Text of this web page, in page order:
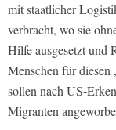
mit staatlicher
verbracht, wo sie
Hilfe ausgesetzt und
Menschen für
sollen nach US-
Migranten